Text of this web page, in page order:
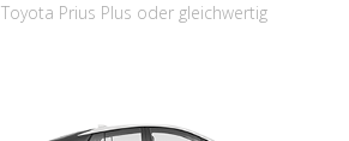
Toyota Prius Plus oder gleichwertig